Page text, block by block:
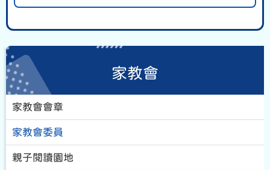
家教會
家教會會章
家教會委員
親子閱讀園地